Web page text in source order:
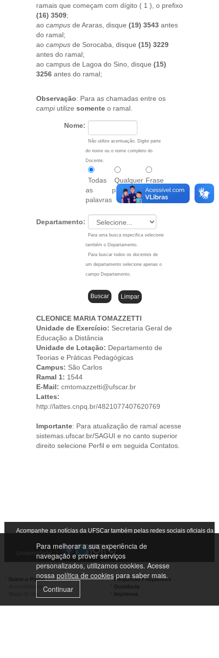
Para melhorar a sua experiência de
navegação e prover serviços
personalizados, utilizamos cookies. Acesse
nossa política de cookiespara saber mais.
Continuar
ramais que começam com dígito ( 1 ), o prefixo
(16) 3509;
ao campus de Araras, disque (19) 3543 antes
do ramal;
ao campus de Sorocaba, disque (15) 3229
antes do ramal;
ao campus de Lagoa do Sino, disque (15)
3256 antes do ramal;
Observação: Para as chamadas entre os
campiutilize somente o ramal.
Nome:
Não utilize acentuação. Digite parte
do nome ou o nome completo do
Docente.
Todas
as
palavras
Qualquer
palavra
Frase
exata
Departamento:
Para uma busca especifica selecione
também o Departamento.
Para buscar todos os docentes de
um departamento selecione apenas o
campo Departamento.
CLEONICE MARIA TOMAZZETTI
Unidade de Exercício: Secretaria Geral de
Educação a Distância
Unidade de Lotação: Departamento de
Teorias e Práticas Pedagógicas
Campus: São Carlos
Ramal 1: 1544
E-Mail: cmtomazzetti@ufscar.br
Lattes:
http://lattes.cnpq.br/4821077407620769
Importante: Para atualização de ramal acesse
sistemas.ufscar.br/SAGUI e no canto superior
direito selecione Perfil e em seguida Contatos.
Acompanhe as notícias da UFSCar também pelas redes sociais oficiais da
Universidade
Sobre o Portal
Perguntas Frequentes
Ouvidoria
Imprensa